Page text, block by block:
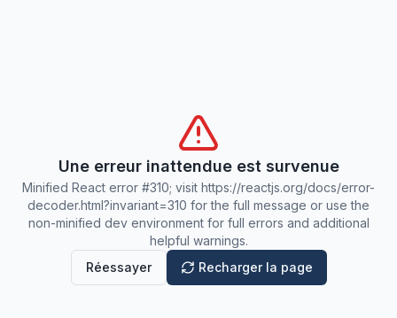
Une erreur inattendue est survenue
Minified React error #310; visit https://reactjs.org/docs/error-
decoder.html?invariant=310 for the full message or use the
non-minified dev environment for full errors and additional
helpful warnings.
Réessayer
Recharger la page